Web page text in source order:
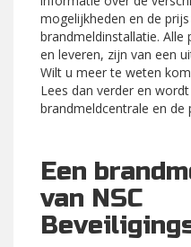
mogelijkheden en de
brandmeldinstallatie.
en leveren, zijn van een
Wilt u meer te weten
Lees dan verder en
brandmeldcentrale en de
Een
van NSC